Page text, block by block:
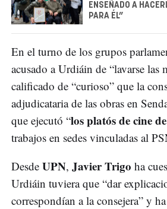
ENSEÑADO A
PARA ÉL”
En el turno de los grupos
acusado a Urdiáin de “lavarse las
calificado de “curioso” que la
adjudicataria de las obras en
que ejecutó “los platós de cine
trabajos en sedes vinculadas al
Desde UPN, Javier Trigo ha
Urdiáin tuviera que “dar
correspondían a la consejera” y